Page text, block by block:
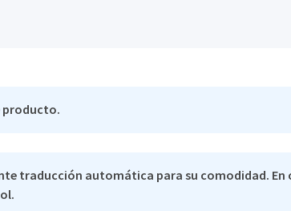
producto.
traducción automática para su comodidad. En